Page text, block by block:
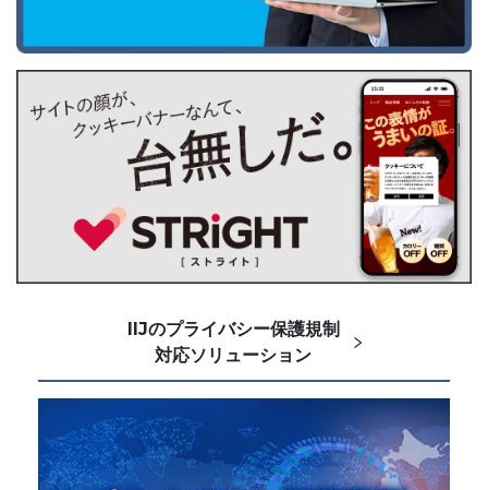
IIJのプライバシー保護規制
対応ソリューション